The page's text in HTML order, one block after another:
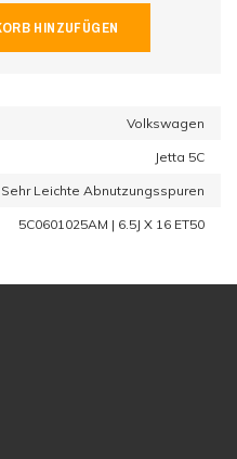
HINZUFÜGEN
Volkswagen
Jetta 5C
Sehr Leichte Abnutzungsspuren
5C0601025AM | 6.5J X 16 ET50